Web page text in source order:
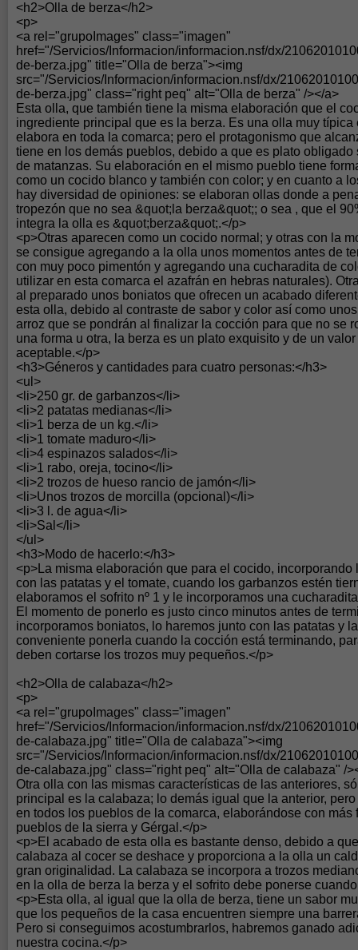
<h2>Olla de berza</h2>
<p>
<a rel="grupoImages" class="imagen"
href="/Servicios/Informacion/informacion.nsf/dx/
de-berza.jpg" title="Olla de berza"><img
src="/Servicios/Informacion/informacion.nsf/dx/
de-berza.jpg" class="right peq" alt="Olla de berza" /></a>
Esta olla, que también tiene la misma elaboración que el
ingrediente principal que es la berza. Es una olla muy típica
elabora en toda la comarca; pero el protagonismo que
tiene en los demás pueblos, debido a que es plato obligado
de matanzas. Su elaboración en el mismo pueblo tiene
como un cocido blanco y también con color; y en cuanto a
hay diversidad de opiniones: se elaboran ollas donde a
tropezón que no sea &quot;la berza&quot;; o sea , que el
integra la olla es &quot;berza&quot;.</p>
<p>Otras aparecen como un cocido normal; y otras con la
se consigue agregando a la olla unos momentos antes de
con muy poco pimentón y agregando una cucharadita de
utilizar en esta comarca el azafrán en hebras naturales).
al preparado unos boniatos que ofrecen un acabado
esta olla, debido al contraste de sabor y color así como
arroz que se pondrán al finalizar la cocción para que no se
una forma u otra, la berza es un plato exquisito y de un
aceptable.</p>
<h3>Géneros y cantidades para cuatro personas:</h3>
<ul>
<li>250 gr. de garbanzos</li>
<li>2 patatas medianas</li>
<li>1 berza de un kg.</li>
<li>1 tomate maduro</li>
<li>4 espinazos salados</li>
<li>1 rabo, oreja, tocino</li>
<li>2 trozos de hueso rancio de jamón</li>
<li>Unos trozos de morcilla (opcional)</li>
<li>3 l. de agua</li>
<li>Sal</li>
</ul>
<h3>Modo de hacerlo:</h3>
<p>La misma elaboración que para el cocido, incorporando
con las patatas y el tomate, cuando los garbanzos estén
elaboramos el sofrito nº 1 y le incorporamos una
El momento de ponerlo es justo cinco minutos antes de
incorporamos boniatos, lo haremos junto con las patatas y
conveniente ponerla cuando la cocción está terminando,
deben cortarse los trozos muy pequeños.</p>
<h2>Olla de calabaza</h2>
<p>
<a rel="grupoImages" class="imagen"
href="/Servicios/Informacion/informacion.nsf/dx/
de-calabaza.jpg" title="Olla de calabaza"><img
src="/Servicios/Informacion/informacion.nsf/dx/
de-calabaza.jpg" class="right peq" alt="Olla de calabaza" /
Otra olla con las mismas características de las anteriores,
principal es la calabaza; lo demás igual que la anterior,
en todos los pueblos de la comarca, elaborándose con más
pueblos de la sierra y Gérgal.</p>
<p>El acabado de esta olla es bastante denso, debido a
calabaza al cocer se deshace y proporciona a la olla un
gran originalidad. La calabaza se incorpora a trozos
en la olla de berza la berza y el sofrito debe ponerse
<p>Esta olla, al igual que la olla de berza, tiene un sabor
que los pequeños de la casa encuentren siempre una
Pero si conseguimos acostumbrarlos, habremos ganado
nuestra cocina.</p>